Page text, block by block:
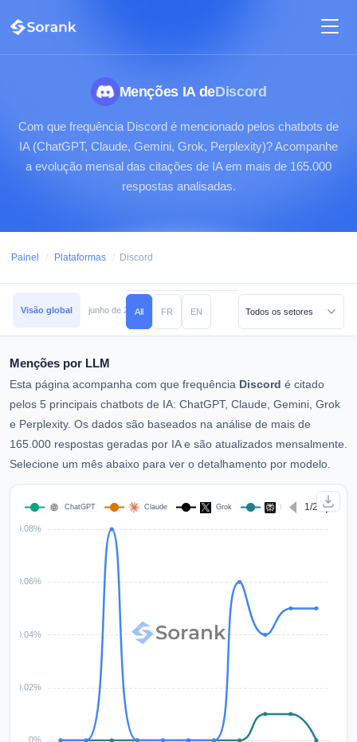
Menções IA deDiscord
Com que frequência Discord é mencionado pelos chatbots de
IA (ChatGPT, Claude, Gemini, Grok, Perplexity)? Acompanhe
a evolução mensal das citações de IA em mais de 165.000
respostas analisadas.
Painel / Plataformas / Discord
Visão global junho de 2026 maio de 2026 abril de 2026 março de 2026
All FR EN
Menções por LLM
Esta página acompanha com que frequência Discord é citado
pelos 5 principais chatbots de IA: ChatGPT, Claude, Gemini, Grok
e Perplexity. Os dados são baseados na análise de mais de
165.000 respostas geradas por IA e são atualizados mensalmente.
Selecione um mês abaixo para ver o detalhamento por modelo.